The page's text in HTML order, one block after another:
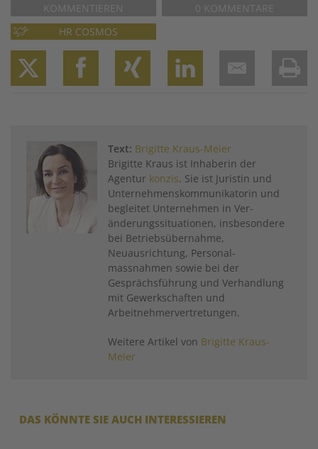
KOMMENTIEREN
0 KOMMENTARE
HR COSMOS
TwitterFacebook
XINGLinkedIn
Email
Text: Brigitte Kraus-Meier
Brigitte Kraus ist ­Inhaberin der
Agentur konzis. Sie ist Juristin und
Unternehmenskommunikatorin und
begleitet Unternehmen in Ver­
änderungssituationen, ­insbesondere
bei Betriebsübernahme,
Neuausrichtung, Personal­
massnahmen sowie bei der
Gesprächsführung und Verhandlung
mit Gewerkschaften und
Arbeitnehmer­vertretungen.
Weitere Artikel von Brigitte Kraus-
Meier
DAS KÖNNTE SIE AUCH INTERESSIEREN